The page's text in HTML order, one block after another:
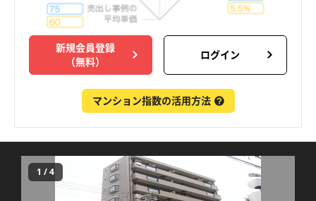
新規会員登録
（無料）
ログイン
マンション指数の活用方法
1 /4